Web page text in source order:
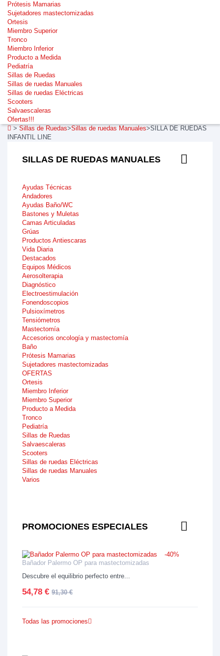
Prótesis Mamarias
Sujetadores mastectomizadas
Ortesis
Miembro Superior
Tronco
Miembro Inferior
Producto a Medida
Pediatría
Sillas de Ruedas
Sillas de ruedas Manuales
Sillas de ruedas Eléctricas
Scooters
Salvaescaleras
Ofertas!!!
> Sillas de Ruedas>Sillas de ruedas Manuales>SILLA DE RUEDAS
INFANTIL LINE
SILLAS DE RUEDAS MANUALES
Ayudas Técnicas
Andadores
Ayudas Baño/WC
Bastones y Muletas
Camas Articuladas
Grúas
Productos Antiescaras
Vida Diaria
Destacados
Equipos Médicos
Aerosolterapia
Diagnóstico
Electroestimulación
Fonendoscopios
Pulsioxímetros
Tensiómetros
Mastectomía
Accesorios oncología y mastectomía
Baño
Prótesis Mamarias
Sujetadores mastectomizadas
OFERTAS
Ortesis
Miembro Inferior
Miembro Superior
Producto a Medida
Tronco
Pediatría
Sillas de Ruedas
Salvaescaleras
Scooters
Sillas de ruedas Eléctricas
Sillas de ruedas Manuales
Varios
PROMOCIONES ESPECIALES
-40%
Bañador Palermo OP para mastectomizadas
Descubre el equilibrio perfecto entre...
54,78 € 91,30 €
Todas las promociones